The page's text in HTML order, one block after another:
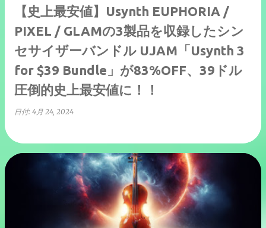
【史上最安値】Usynth EUPHORIA /
PIXEL / GLAMの3製品を収録したシン
セサイザーバンドル UJAM「Usynth 3
for $39 Bundle」が83%OFF、39ドル
圧倒的史上最安値に！！
日付: 4月 24, 2024